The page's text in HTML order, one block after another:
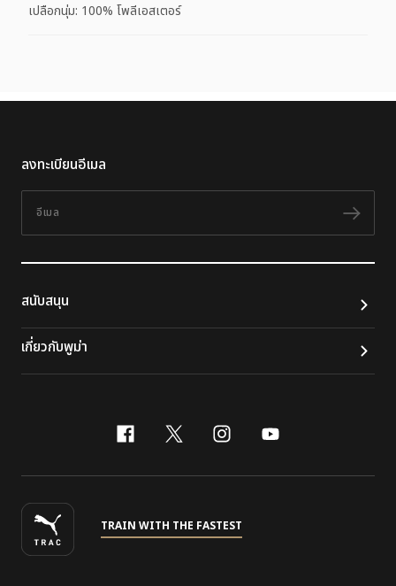
เปลือกนุ่ม: 100% โพลีเอสเตอร์
ลงทะเบียนอีเมล
ติดต
สนับสนุน
เกี่ยวกับพูม่า
facebook
x-twitter
instagram
youtube
TRAIN WITH THE FASTEST